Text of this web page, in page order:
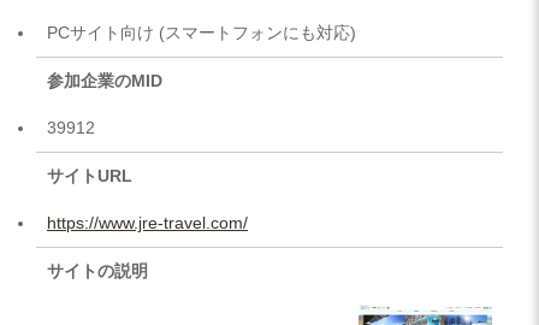
PCサイト向け (スマートフォンにも対応)
参加企業のMID
39912
サイトURL
https://www.jre-travel.com/
サイトの説明